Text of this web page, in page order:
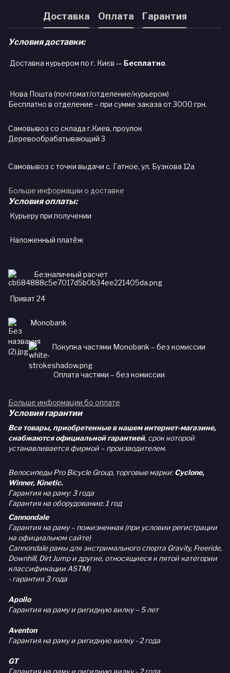
Доставка Оплата Гарантия
Условия доставки:
Доставка курьером по г. Києв — Бесплатно.
Нова Пошта (почтомат/отделение/курьером)
Бесплатно в отделение – при сумме заказа от 3000 грн.
Самовывоз со склада г.Киев, проулок
Деревообрабатывающий 3
Самовывоз с точки выдачи с. Гатное, ул. Бузкова 12а
Больше информации о доставке
Условия оплаты:
Курьеру при получении
Наложенный платёж
Безналичный расчет
Приват 24
Monobank
Покупка частями Monobank – без комиссии
Оплата частями – без комиссии
Больше информации бо оплате
Условия гарантии
Все товары, приобретенные в нашем интернет-магазине,
снабжаются официальной гарантией, срок которой
устанавливается фирмой – производителем.
Велосипеды Pro Bicycle Group, торговые марки:Cyclone,
Winner, Kinetic.
Гарантия на раму: 3 года
Гарантия на оборудование: 1 год
Cannondale
Гарантия на раму – пожизненная (при условии регистрации
на официальном сайте)
Cannondale рамы для экстримального спорта Gravity, Freeride,
Downhill, Dirt Jump и другие, относящиеся к пятой категории
классификации ASTM)
- гарантия 3 года
Apollo
Гарантия на раму и ригидную вилку – 5 лет
Aventon
Гарантия на раму и ригидную вилку - 2 года
GT
Гарантия на раму и ригидную вилку - 2 года